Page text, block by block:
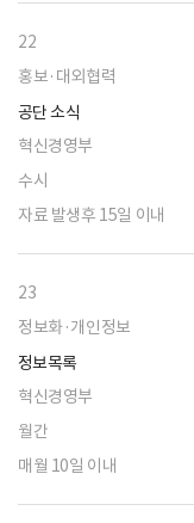
22
홍보·대외협력
공단 소식
혁신경영부
수시
자료 발생후 15일 이내
23
정보화·개인정보
정보목록
혁신경영부
월간
매월 10일 이내